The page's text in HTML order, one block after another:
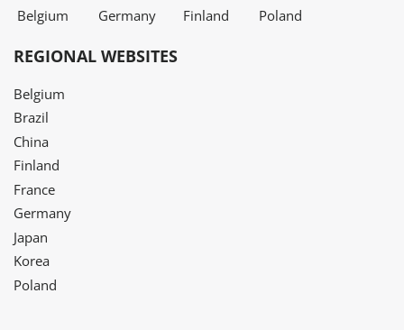
Belgium Germany Finland Poland
REGIONAL WEBSITES
Belgium
Brazil
China
Finland
France
Germany
Japan
Korea
Poland